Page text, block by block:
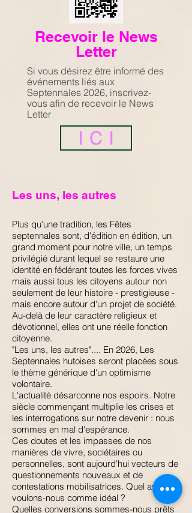
Recevoir le News
Letter
Si vous désirez être informé des
événements liés aux
Septennales 2026, inscrivez-
vous afin de recevoir le News
Letter
I C I
Les uns, les autres
Plus qu'une tradition, les Fêtes
septennales sont, d'édition en édition, un
grand moment pour notre ville, un temps
privilégié durant lequel se restaure une
identité en fédérant toutes les forces vives
mais aussi tous les citoyens autour non
seulement de leur histoire - prestigieuse -
mais encore autour d'un projet de société.
Au-delà de leur caractère religieux et
dévotionnel, elles ont une réelle fonction
citoyenne.
"Les uns, les autres".... En 2026, Les
Septennales hutoises seront placées sous
le thème générique d'un optimisme
volontaire.
L'actualité désarconne nos espoirs. Notre
siècle commençant multiplie les crises et
les interrogations sur notre devenir : nous
sommes en mal d'espérance.
Ces doutes et les impasses de nos
manières de vivre, sociétaires ou
personnelles, sont aujourd'hui vecteurs de
questionnements nouveaux et de
contestations mobilisatrices. Quel avenir
voulons-nous comme idéal ?
Quelles conversions sommes-nous prêts